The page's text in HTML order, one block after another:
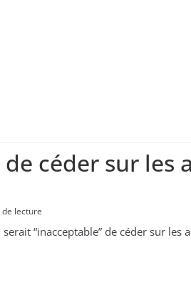
céder sur les
lecture
serait “inacceptable” de céder sur les